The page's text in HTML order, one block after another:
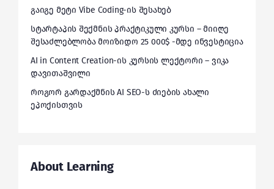
გაიგე მეტი Vibe Coding-ის შესახებ
სტარტაპის შექმნის პრაქტიკული კურსი – მიიღე
შესაძლებლობა მოიზიდო 25 000$ -მდე ინვესტიცია
AI in Content Creation-ის კურსის ლექტორი – ვიკა
დავითაშვილი
როგორ გარდაქმნის AI SEO-ს ძიების ახალი
ეპოქისთვის
About Learning